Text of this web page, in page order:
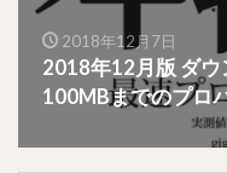
2018年12月7日
2018年12月版 ダ
100MBまでのプロ